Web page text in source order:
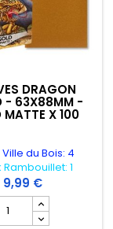
- BLANC X100
ULTIMATE
DRAGON
- 63X88MM -
MATTE X 100
du Bois: 4
Rambouillet: 1
9,99 €
Champ quantité du